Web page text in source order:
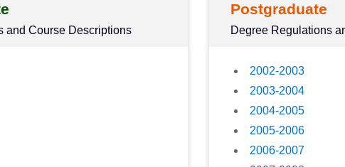
and Course Descriptions
Postgraduate
Degree Regulations
2002-2003
2003-2004
2004-2005
2005-2006
2006-2007